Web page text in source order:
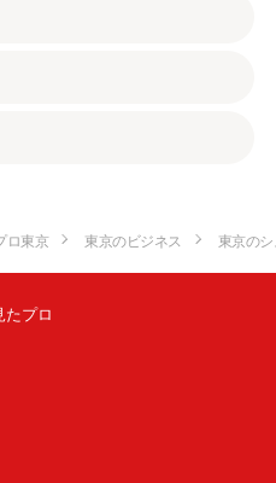
ロ東京 東京のビジネス 東京の
たプロ